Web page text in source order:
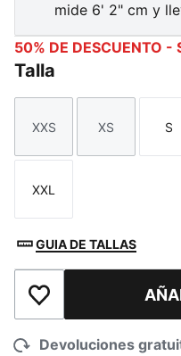
mide 6' 2" cm y
50% DE DESCUENTO -
Talla
Talla
XXS
Talla
XS S
Talla
XXL
GUIA DE TALLAS
Añadir a la lista de
Devoluciones